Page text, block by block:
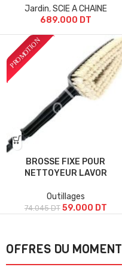
Jardin,SCIE A CHAINE
689.000 DT
BROSSE FIXE POUR
NETTOYEUR LAVOR
Outillages
74.045DT 59.000 DT
OFFRES DU MOMENT